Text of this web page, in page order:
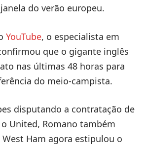
do verão europeu.
YouTube, o especialista em
que o gigante inglês
nas últimas 48 horas para
do meio-campista.
disputando a contratação de
United, Romano também
Ham agora estipulou o